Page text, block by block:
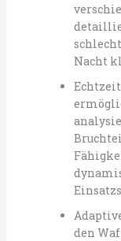
Nacht
den